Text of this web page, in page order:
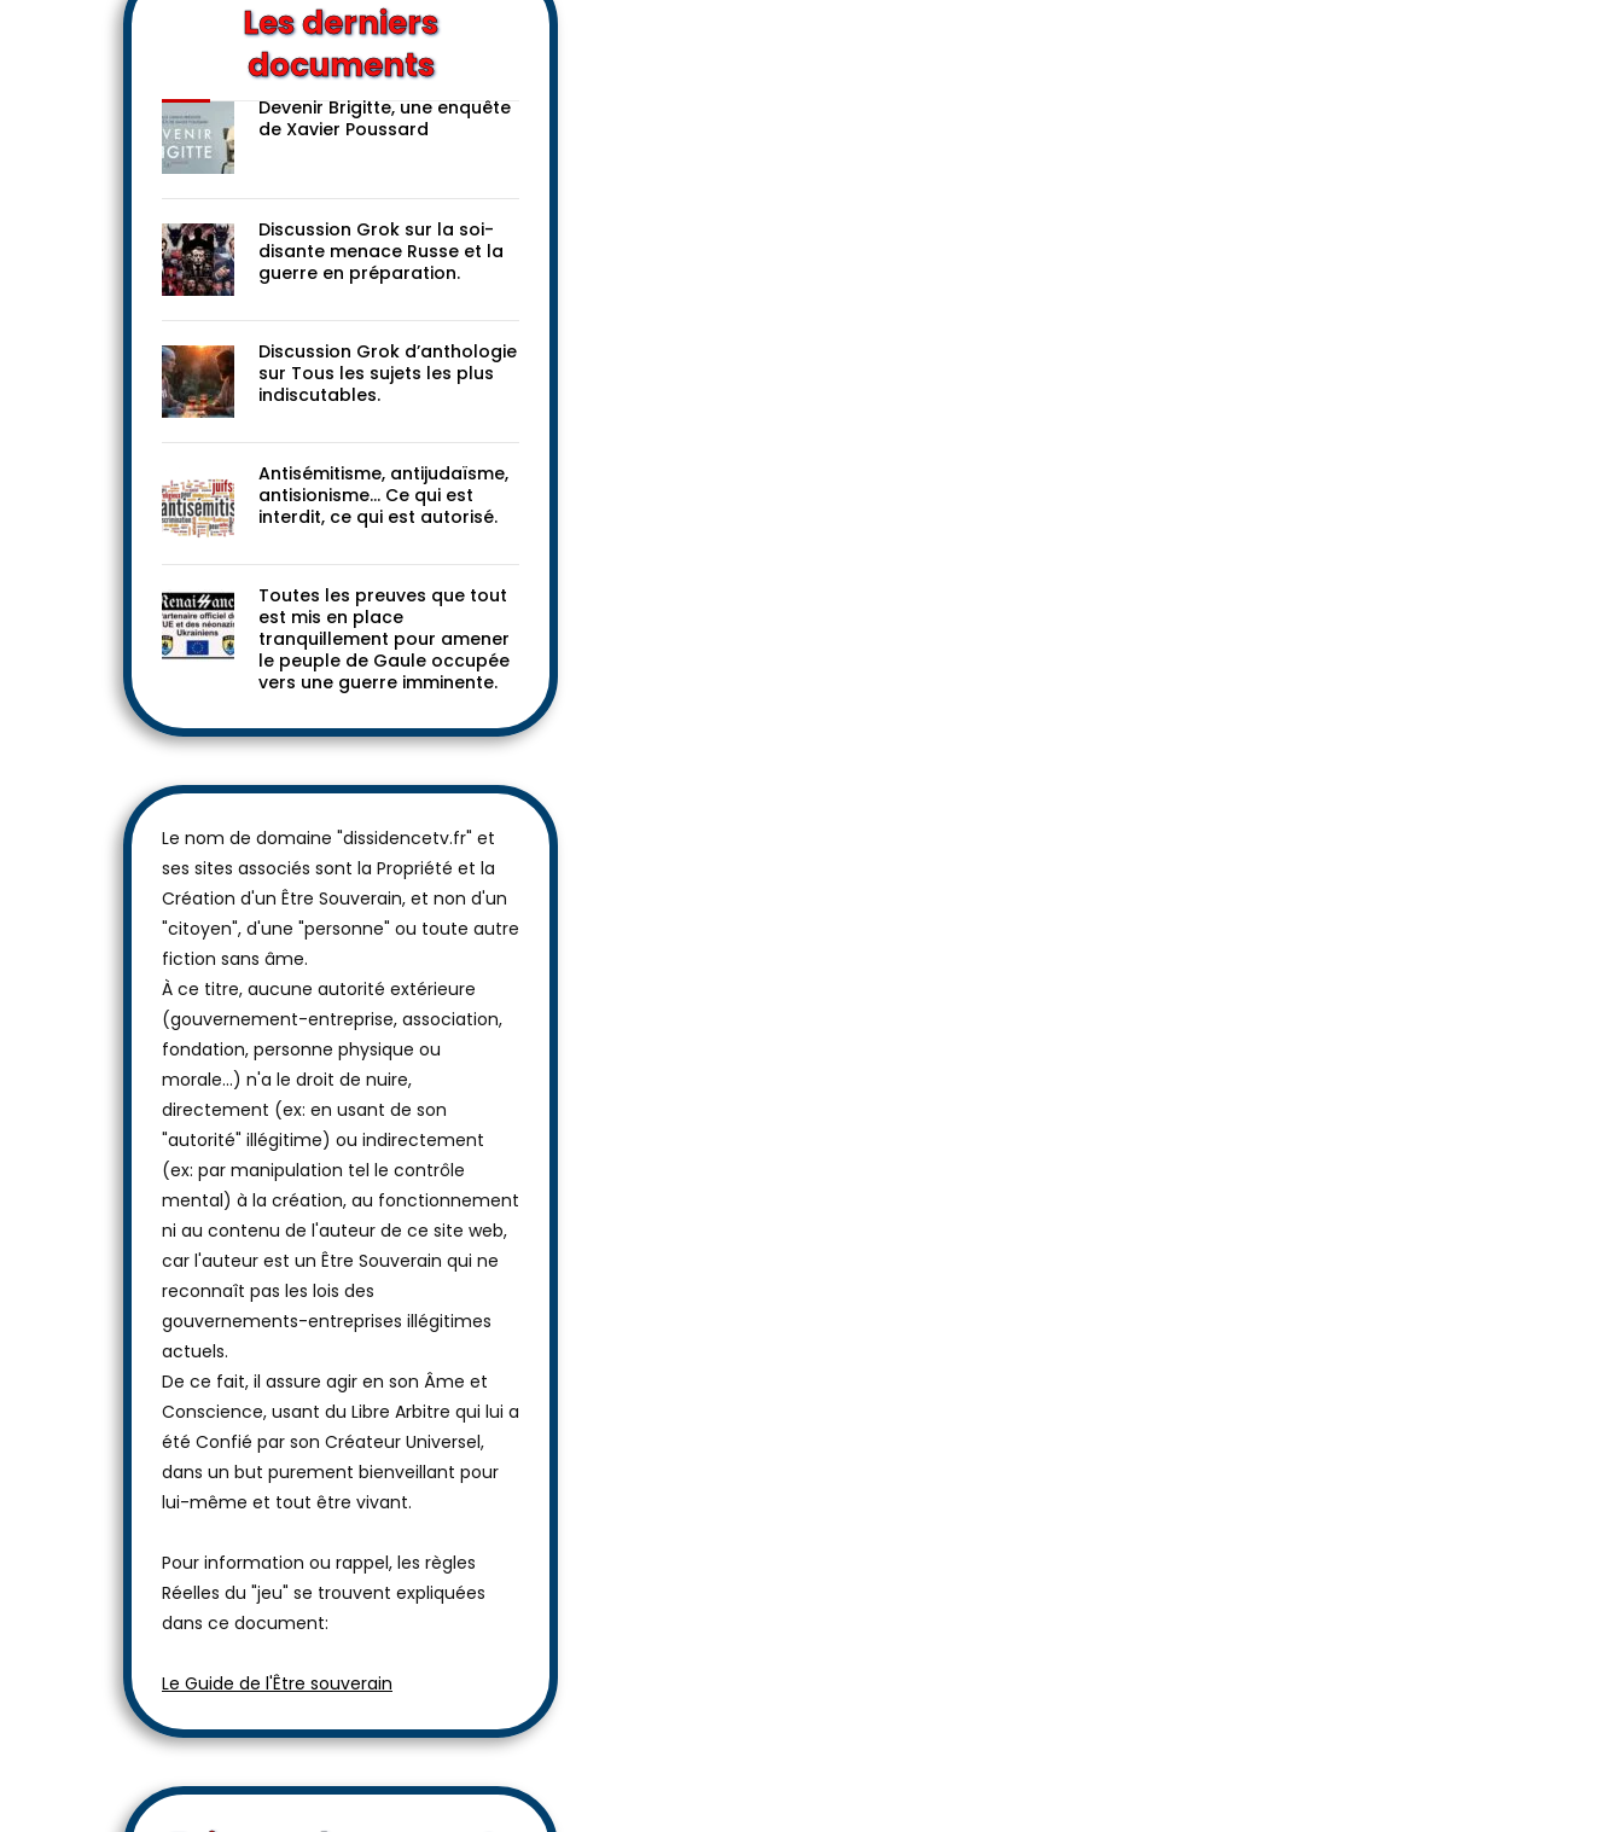
Les derniers
documents
Devenir Brigitte, une enquête
de Xavier Poussard
Discussion Grok sur la soi-
disante menace Russe et la
guerre en préparation.
Discussion Grok d’anthologie
sur Tous les sujets les plus
indiscutables.
Antisémitisme, antijudaïsme,
antisionisme… Ce qui est
interdit, ce qui est autorisé.
Toutes les preuves que tout
est mis en place
tranquillement pour amener
le peuple de Gaule occupée
vers une guerre imminente.
Le nom de domaine "dissidencetv.fr" et
ses sites associés sont la Propriété et la
Création d'un Être Souverain, et non d'un
"citoyen", d'une "personne" ou toute autre
fiction sans âme.
À ce titre, aucune autorité extérieure
(gouvernement-entreprise, association,
fondation, personne physique ou
morale...) n'a le droit de nuire,
directement (ex: en usant de son
"autorité" illégitime) ou indirectement
(ex: par manipulation tel le contrôle
mental) à la création, au fonctionnement
ni au contenu de l'auteur de ce site web,
car l'auteur est un Être Souverain qui ne
reconnaît pas les lois des
gouvernements-entreprises illégitimes
actuels.
De ce fait, il assure agir en son Âme et
Conscience, usant du Libre Arbitre qui lui a
été Confié par son Créateur Universel,
dans un but purement bienveillant pour
lui-même et tout être vivant.
Pour information ou rappel, les règles
Réelles du "jeu" se trouvent expliquées
dans ce document:
Le Guide de l'Être souverain